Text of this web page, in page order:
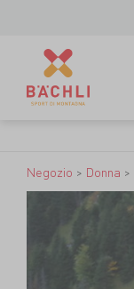
Negozio > Donna >